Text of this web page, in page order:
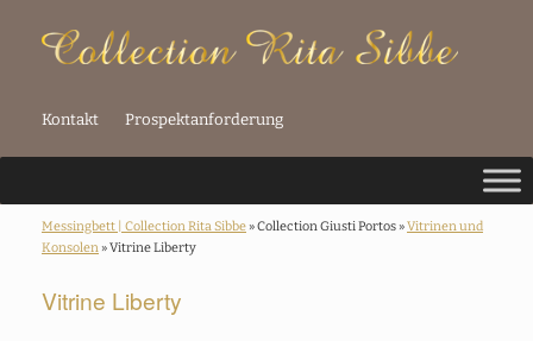
Kontakt Prospektanforderung
Messingbett | Collection Rita Sibbe» Collection Giusti Portos »Vitrinen und
Konsolen» Vitrine Liberty
Vitrine Liberty